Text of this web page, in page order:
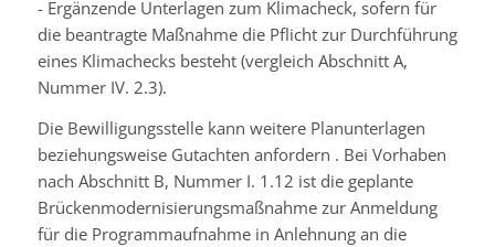
- Ergänzende Unterlagen zum Klimacheck, sofern für
die beantragte Maßnahme die Pflicht zur Durchführung
eines Klimachecks besteht (vergleich Abschnitt A,
Nummer IV. 2.3).
Die Bewilligungsstelle kann weitere Planunterlagen
beziehungsweise Gutachten anfordern . Bei Vorhaben
nach Abschnitt B, Nummer I. 1.12 ist die geplante
Brückenmodernisierungsmaßnahme zur Anmeldung
für die Programmaufnahme in Anlehnung an die